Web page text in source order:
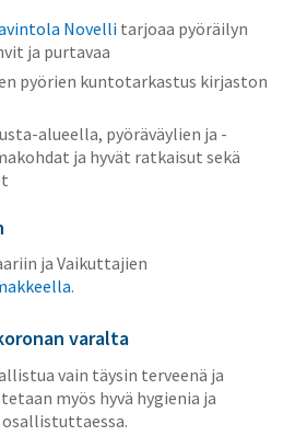
Novellitarjoaa pyöräilyn
ja purtavaa
pyörien kuntotarkastus kirjaston
alueella, pyöräväylien ja -
ja hyvät ratkaisut sekä
ja Vaikuttajien
.
varalta
vain täysin terveenä ja
myös hyvä hygienia ja